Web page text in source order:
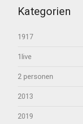
Kategorien
1917
1live
2 personen
2013
2019